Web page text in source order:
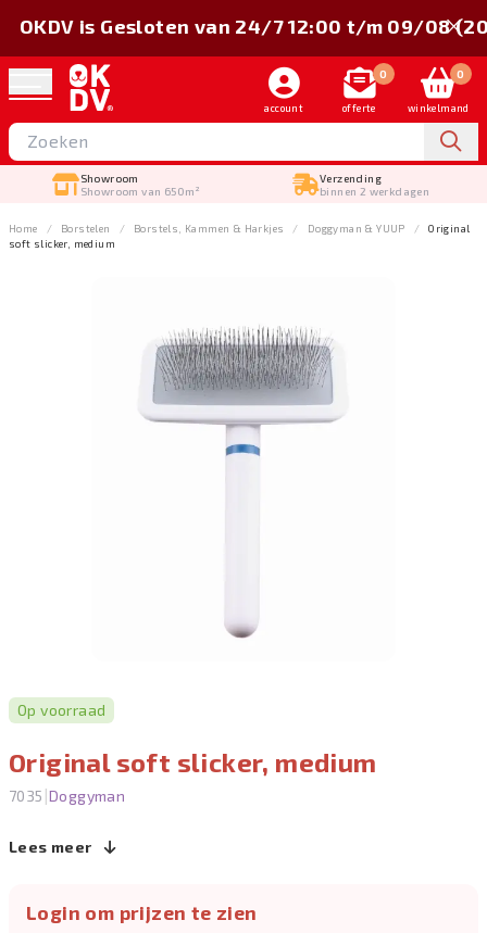
account
0
offerte
0
winkelmand
Showroom
Showroom van 650m²
Verzending
binnen 2 werkdagen
OKDV is Gesloten van 24/7 12:00 t/m 09/08
Home Borstelen Borstels, Kammen & Harkjes Doggyman & YUUP
Original
soft slicker, medium
Op voorraad
Original soft slicker, medium
7035 |Doggyman
Lees meer
Login om prijzen te zien